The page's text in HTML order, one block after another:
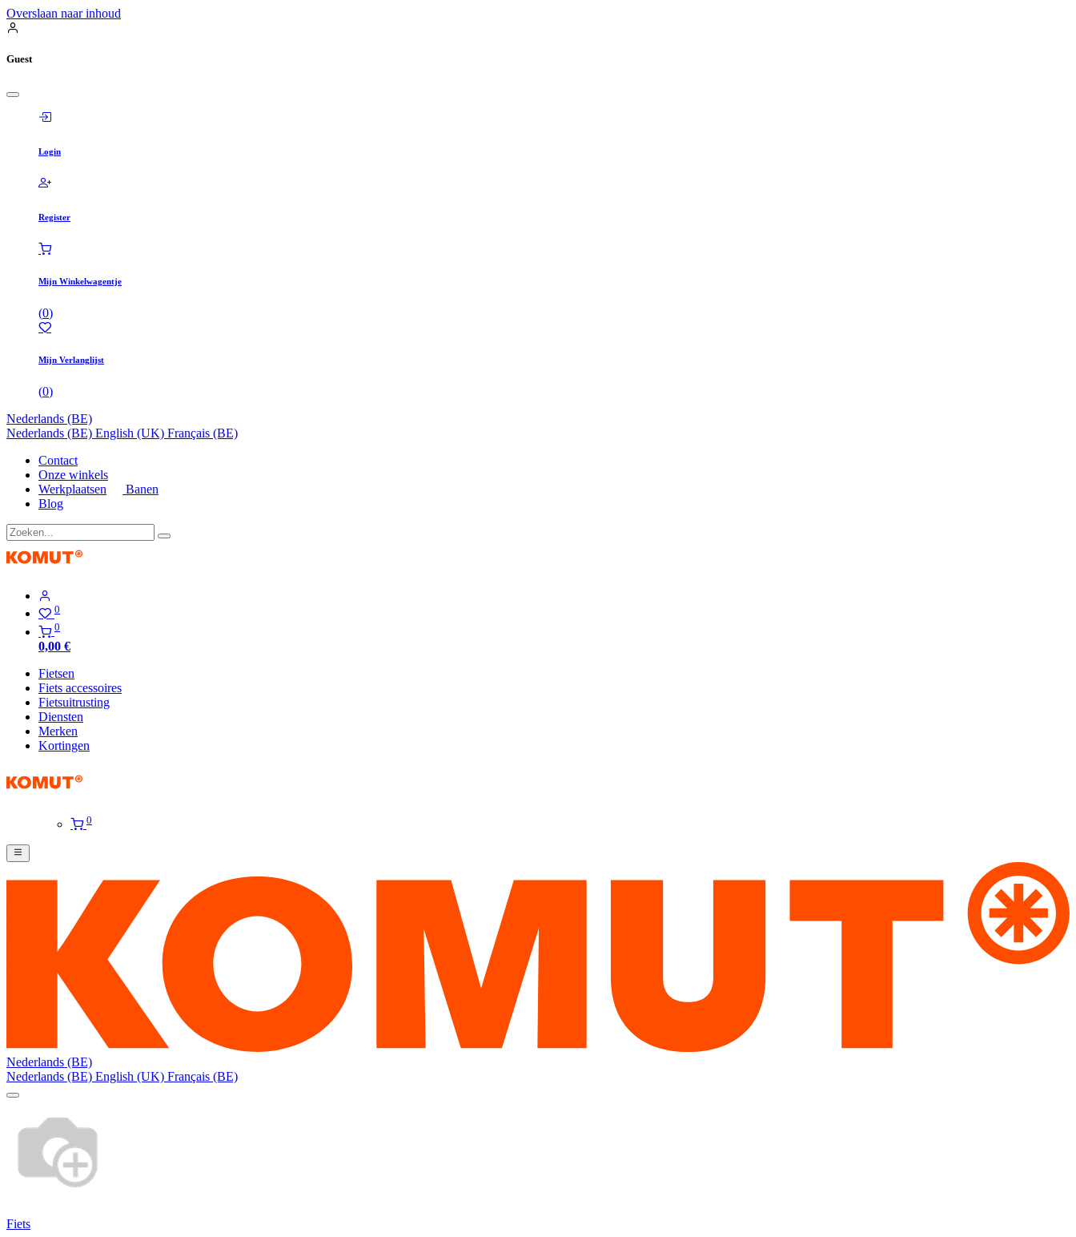
Overslaan naar inhoud
Guest
Login
Register
Mijn Winkelwagentje
(0)
Mijn Verlanglijst
(0)
Nederlands (BE)
Nederlands (BE) English (UK) Français (BE)
Contact
Onze winkels
Werkplaatsen
Banen
Blog
0
0
0,00 €
Fietsen
Fiets accessoires
Fietsuitrusting
Diensten
Merken
Kortingen
0
Nederlands (BE)
Nederlands (BE) English (UK) Français (BE)
Fiets